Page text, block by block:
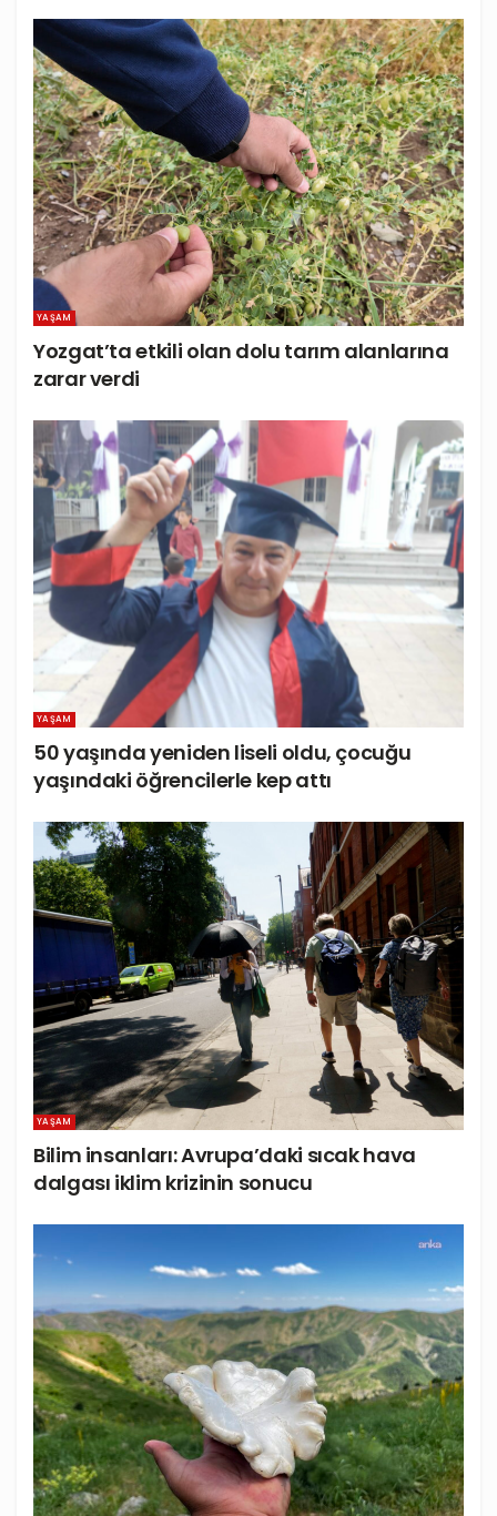
YAŞAM
Yozgat’ta etkili olan dolu tarım alanlarına
zarar verdi
YAŞAM
50 yaşında yeniden liseli oldu, çocuğu
yaşındaki öğrencilerle kep attı
YAŞAM
Bilim insanları: Avrupa’daki sıcak hava
dalgası iklim krizinin sonucu